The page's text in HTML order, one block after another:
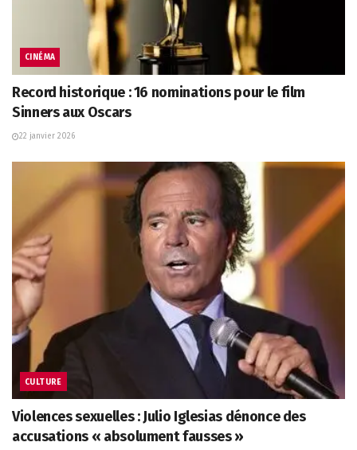
CINÉMA
Record historique : 16 nominations pour le film
Sinners aux Oscars
22 janvier 2026
CULTURE
Violences sexuelles : Julio Iglesias dénonce des
accusations « absolument fausses »